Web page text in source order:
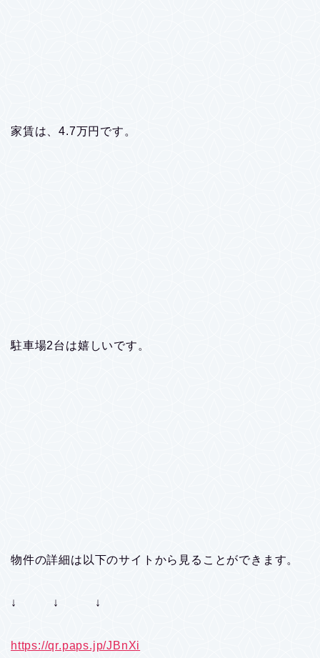
家賃は、4.7万円です。
駐車場2台は嬉しいです。
物件の詳細は以下のサイトから見ることができます。
↓ ↓ ↓
https://qr.paps.jp/JBnXi